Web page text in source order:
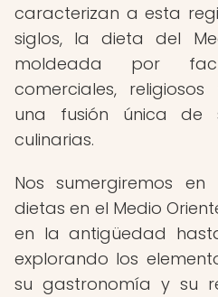
caracterizan a esta
siglos, la dieta del
moldeada por
comerciales,
una fusión única de
culinarias.
Nos sumergiremos
dietas en el Medio
en la antigüedad
explorando los
su gastronomía y su